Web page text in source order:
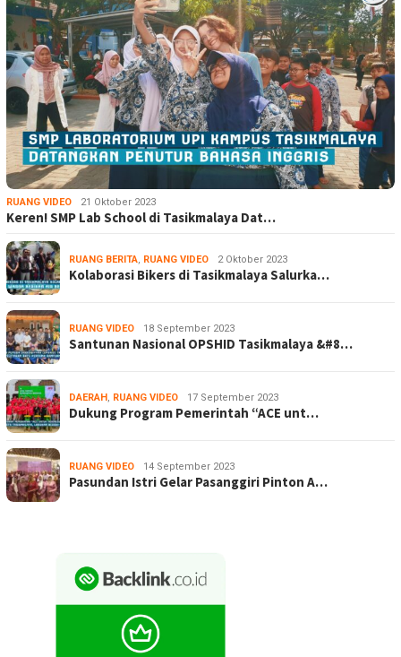
RUANG VIDEO 21 Oktober 2023
Keren! SMP Lab School di Tasikmalaya Dat…
RUANG BERITA, RUANG VIDEO 2 Oktober 2023
Kolaborasi Bikers di Tasikmalaya Salurka…
RUANG VIDEO 18 September 2023
Santunan Nasional OPSHID Tasikmalaya &#8…
DAERAH , RUANG VIDEO 17 September 2023
Dukung Program Pemerintah “ACE unt…
RUANG VIDEO 14 September 2023
Pasundan Istri Gelar Pasanggiri Pinton A…